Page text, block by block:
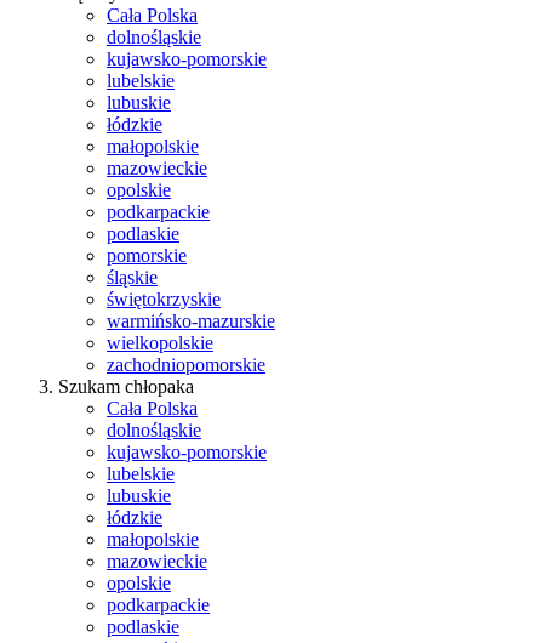
Cała Polska
dolnośląskie
kujawsko-pomorskie
lubelskie
lubuskie
łódzkie
małopolskie
mazowieckie
opolskie
podkarpackie
podlaskie
pomorskie
śląskie
świętokrzyskie
warmińsko-mazurskie
wielkopolskie
zachodniopomorskie
Szukam chłopaka
Cała Polska
dolnośląskie
kujawsko-pomorskie
lubelskie
lubuskie
łódzkie
małopolskie
mazowieckie
opolskie
podkarpackie
podlaskie